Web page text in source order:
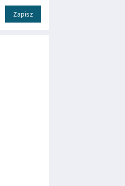
Zapisz